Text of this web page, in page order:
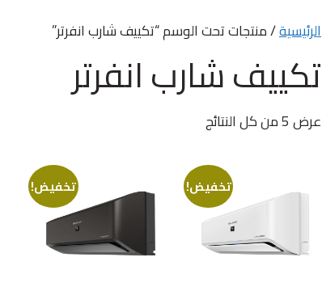
الرئيسية/ منتجات تحت الوسم “تكييف شارب انفرتر”
تكييف شارب انفرتر
عرض ⁦5⁩ من كل النتائج
تخفيض! تخفيض!